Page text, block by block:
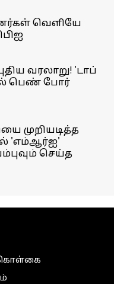
வெளியே
வரலாறு! 'டாப்
பெண் போர்
முறியடித்த
'எம்ஆர்ஐ'
செய்த
கொள்கை